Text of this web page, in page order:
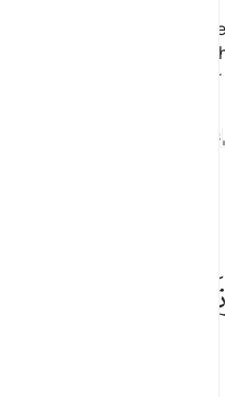
Ô femmes du Prophète !
une turpitude prouvée, le
fois ! Et ceci est facile
Réflexions
نوتها اجرها مرتين واعتدنا
نُّؤْتِهَآ أَجْرَهَا مَرَّتَيْنِ